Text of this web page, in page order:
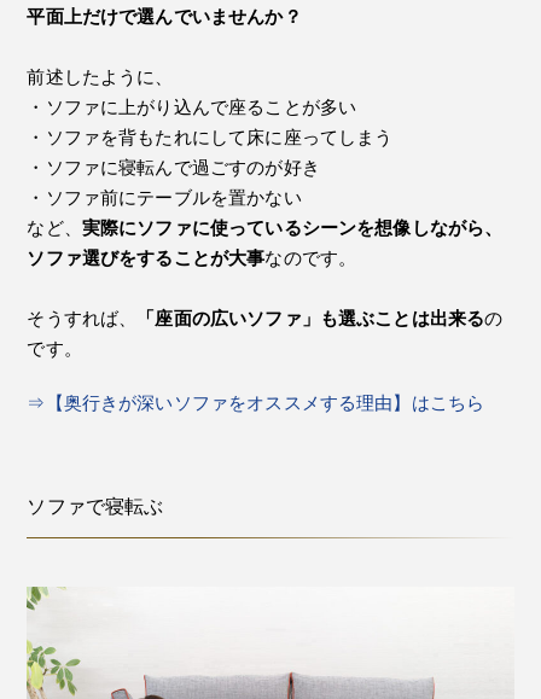
平面上だけで選んでいませんか？
前述したように、
・ソファに上がり込んで座ることが多い
・ソファを背もたれにして床に座ってしまう
・ソファに寝転んで過ごすのが好き
・ソファ前にテーブルを置かない
など、 実際にソファに使っているシーンを想像しながら、
ソファ選びをすることが大事なのです。
そうすれば、 「座面の広いソファ」も選ぶことは出来るの
です。
⇒【奥行きが深いソファをオススメする理由】はこちら
ソファで寝転ぶ